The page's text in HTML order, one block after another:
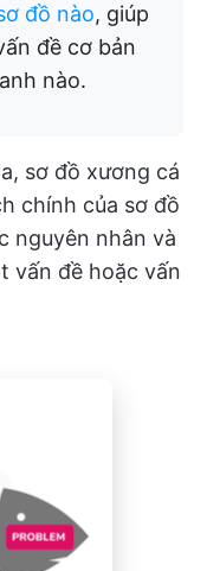
đồ nào, giúp
đề cơ bản
nào.
sơ đồ xương cá
chính của sơ đồ
nguyên nhân và
vấn đề hoặc vấn